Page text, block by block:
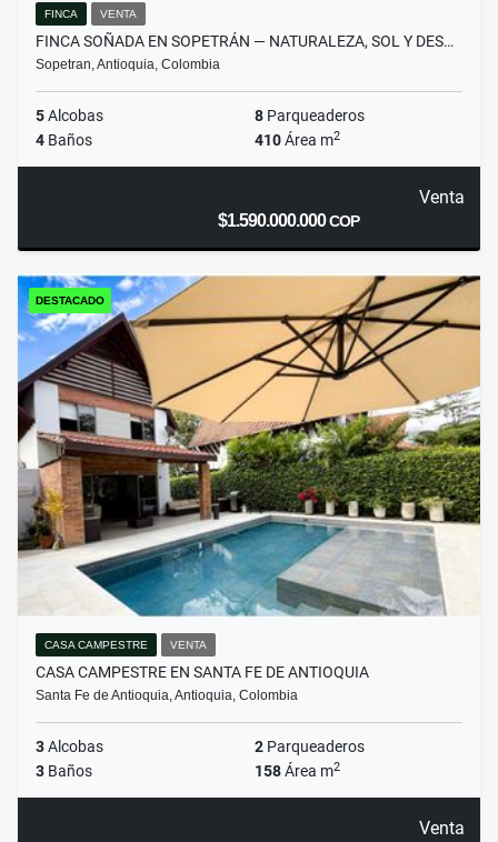
FINCA VENTA
FINCA SOÑADA EN SOPETRÁN — NATURALEZA, SOL Y DES…
Sopetran, Antioquia, Colombia
5Alcobas 8 Parqueaderos
4 Baños 410Área m2
Venta
$1.590.000.000COP
DESTACADO
CASA CAMPESTRE VENTA
CASA CAMPESTRE EN SANTA FE DE ANTIOQUIA
Santa Fe de Antioquia, Antioquia, Colombia
3Alcobas 2 Parqueaderos
3 Baños 158Área m2
Venta